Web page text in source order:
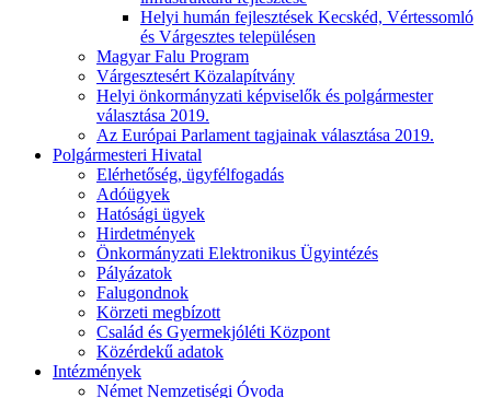
Helyi humán fejlesztések Kecskéd, Vértessomló
és Várgesztes településen
Magyar Falu Program
Várgesztesért Közalapítvány
Helyi önkormányzati képviselők és polgármester
választása 2019.
Az Európai Parlament tagjainak választása 2019.
Polgármesteri Hivatal
Elérhetőség, ügyfélfogadás
Adóügyek
Hatósági ügyek
Hirdetmények
Önkormányzati Elektronikus Ügyintézés
Pályázatok
Falugondnok
Körzeti megbízott
Család és Gyermekjóléti Központ
Közérdekű adatok
Intézmények
Német Nemzetiségi Óvoda